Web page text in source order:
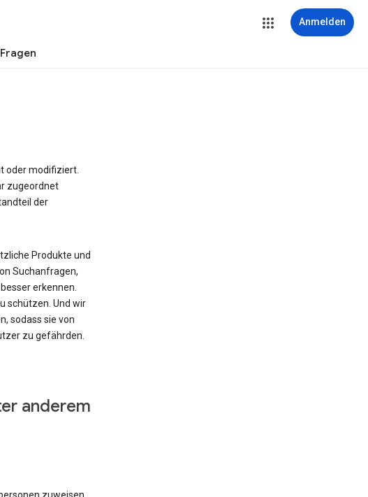
Anmelden
oder modifiziert.
zugeordnet
der
Produkte und
Suchanfragen,
erkennen.
schützen. Und wir
sodass sie von
zu gefährden.
anderem